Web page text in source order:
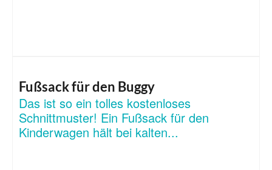
Fußsack für den Buggy
Das ist so ein tolles kostenloses
Schnittmuster! Ein Fußsack für den
Kinderwagen hält bei kalten...